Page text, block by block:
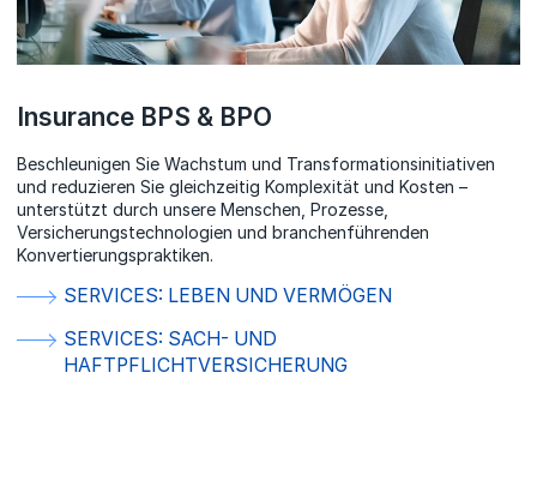
Insurance BPS & BPO
Beschleunigen Sie Wachstum und Transformationsinitiativen
und reduzieren Sie gleichzeitig Komplexität und Kosten –
unterstützt durch unsere Menschen, Prozesse,
Versicherungstechnologien und branchenführenden
Konvertierungspraktiken.
SERVICES: LEBEN UND VERMÖGEN
SERVICES: SACH- UND
HAFTPFLICHTVERSICHERUNG